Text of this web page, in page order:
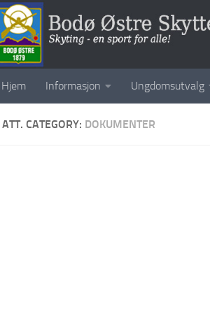
Hjem Informasjon Ungdomsutvalg
ATT. CATEGORY: DOKUMENTER